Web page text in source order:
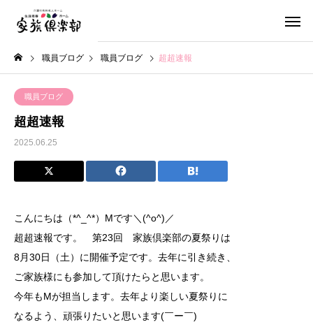
職員ブログ 職員ブログ 超超速報
職員ブログ
超超速報
2025.06.25
こんにちは（*^_^*）Mです＼(^o^)／
超超速報です。 第23回 家族倶楽部の夏祭りは
8月30日（土）に開催予定です。去年に引き続き、
ご家族様にも参加して頂けたらと思います。
今年もMが担当します。去年より楽しい夏祭りに
なるよう、頑張りたいと思います(￣ー￣)